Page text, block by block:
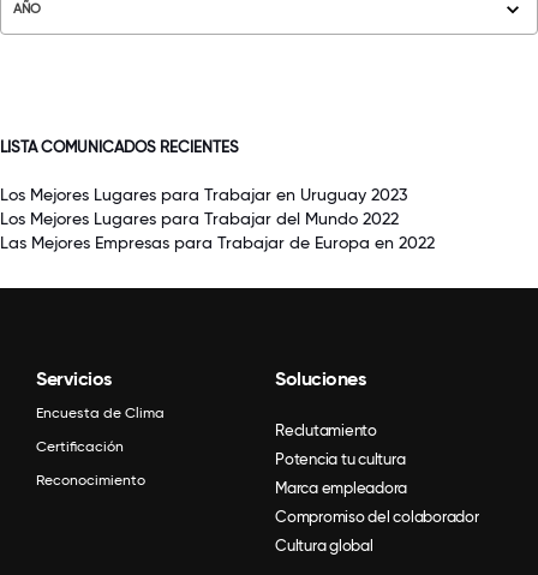
AÑO
LISTA COMUNICADOS RECIENTES
Los Mejores Lugares para Trabajar en Uruguay 2023
Los Mejores Lugares para Trabajar del Mundo 2022
Las Mejores Empresas para Trabajar de Europa en 2022
Servicios
Encuesta de Clima
Certificación
Reconocimiento
Soluciones
Reclutamiento
Potencia tu cultura
Marca empleadora
Compromiso del colaborador
Cultura global